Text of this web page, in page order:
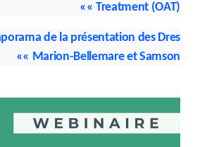
Treatment (OAT) »»
de la présentation des Dres
Marion-Bellemare et Samson
»»